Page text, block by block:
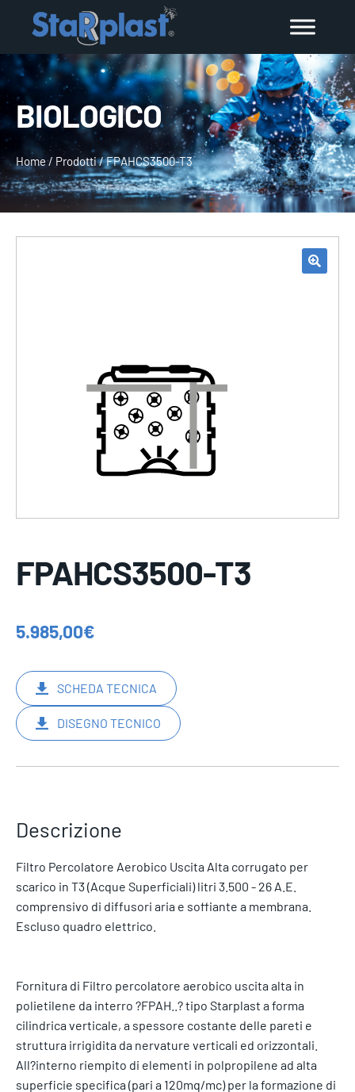
BIOLOGICO
Home/ Prodotti/FPAHCS3500-T3
FPAHCS3500-T3
5.985,00€
SCHEDA TECNICA
DISEGNO TECNICO
Descrizione
Filtro Percolatore Aerobico Uscita Alta corrugato per
scarico in T3 (Acque Superficiali) litri 3.500 - 26 A.E.
comprensivo di diffusori aria e soffiante a membrana.
Escluso quadro elettrico.
Fornitura di Filtro percolatore aerobico uscita alta in
polietilene da interro ?FPAH..? tipo Starplast a forma
cilindrica verticale, a spessore costante delle pareti e
struttura irrigidita da nervature verticali ed orizzontali.
All?interno riempito di elementi in polpropilene ad alta
superficie specifica (pari a 120mq/mc) per la formazione di